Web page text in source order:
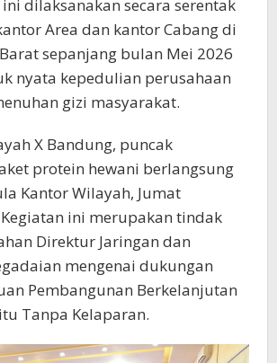
dilaksanakan secara serentak
Area dan kantor Cabang di
sepanjang bulan Mei 2026
nyata kepedulian perusahaan
gizi masyarakat.
X Bandung, puncak
protein hewani berlangsung
Kantor Wilayah, Jumat
ini merupakan tindak
Direktur Jaringan dan
mengenai dukungan
Pembangunan Berkelanjutan
Tanpa Kelaparan.